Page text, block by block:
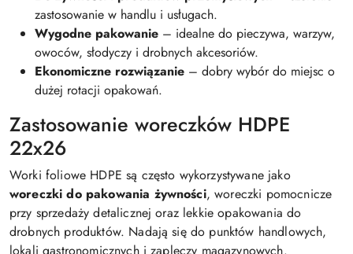
zastosowanie w handlu i usługach.
Wygodne pakowanie – idealne do pieczywa, warzyw,
owoców, słodyczy i drobnych akcesoriów.
Ekonomiczne rozwiązanie – dobry wybór do miejsc o
dużej rotacji opakowań.
Zastosowanie woreczków HDPE
22x26
Worki foliowe HDPE są często wykorzystywane jako
woreczki do pakowania żywności, woreczki pomocnicze
przy sprzedaży detalicznej oraz lekkie opakowania do
drobnych produktów. Nadają się do punktów handlowych,